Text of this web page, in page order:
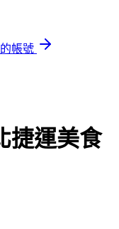
帳號
捷運美食